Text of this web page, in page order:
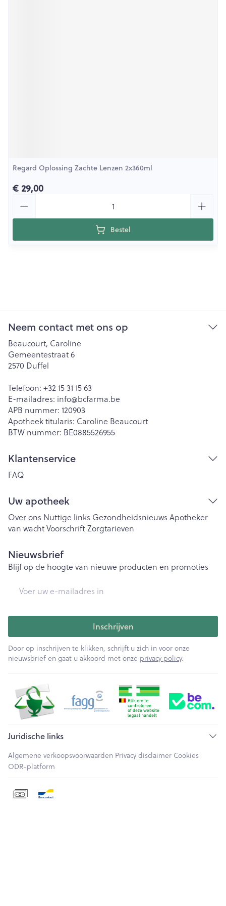
Regard Oplossing Zachte Lenzen 2x360ml
€ 29,00
Bestel
Neem contact met ons op
Beaucourt, Caroline
Gemeentestraat 6
2570 Duffel
Telefoon: +32 15 31 15 63
E-mailadres: info@bcfarma.be
APB nummer: 120903
Apotheek titularis: Caroline Beaucourt
BTW nummer: BE0885526955
Klantenservice
FAQ
Uw apotheek
Over ons Nuttige links Gezondheidsnieuws Apotheker
van wachtVoorschriftZorgtarieven
Nieuwsbrief
Blijf op de hoogte van nieuwe producten en promoties
Inschrijven
Door op inschrijven te klikken, schrijft u zich in voor onze
nieuwsbrief en gaat u akkoord met onze privacy policy.
Juridische links
Algemene verkoopsvoorwaarden Privacy disclaimer Cookies
ODR-platform